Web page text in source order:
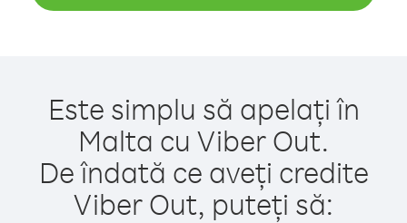
Este simplu să apelați în
Malta cu Viber Out.
De îndată ce aveți credite
Viber Out, puteți să: